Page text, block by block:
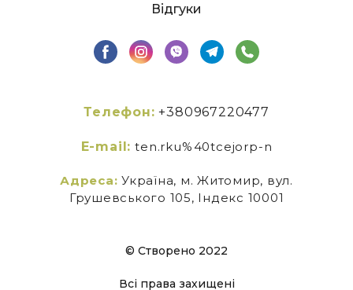
Відгуки
Телефон: +380967220477
E-mail: ten.rku%40tcejorp-n
Адреса: Україна, м. Житомир, вул.
Грушевського 105, Індекс 10001
© Створено 2022
Всі права захищені